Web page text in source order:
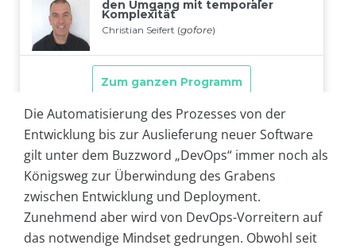
Die Automatisierung des Prozesses von der
Entwicklung bis zur Auslieferung neuer Software
gilt unter dem Buzzword „DevOps“ immer noch als
Königsweg zur Überwindung des Grabens
zwischen Entwicklung und Deployment.
Zunehmend aber wird von DevOps-Vorreitern auf
das notwendige Mindset gedrungen. Obwohl seit